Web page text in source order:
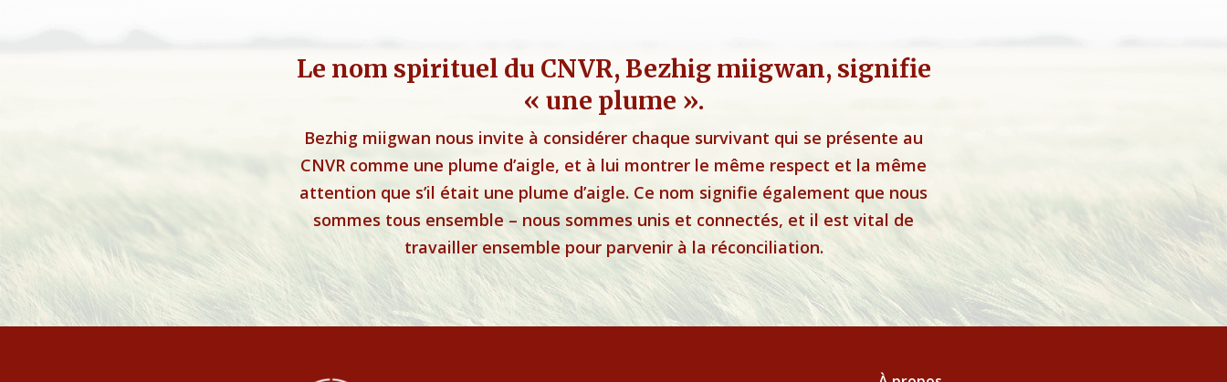
Le nom spirituel du CNVR, Bezhig miigwan, signifie
« une plume ».
Bezhig miigwan nous invite à considérer chaque survivant qui se présente au
CNVR comme une plume d’aigle, et à lui montrer le même respect et la même
attention que s’il était une plume d’aigle. Ce nom signifie également que nous
sommes tous ensemble – nous sommes unis et connectés, et il est vital de
travailler ensemble pour parvenir à la réconciliation.